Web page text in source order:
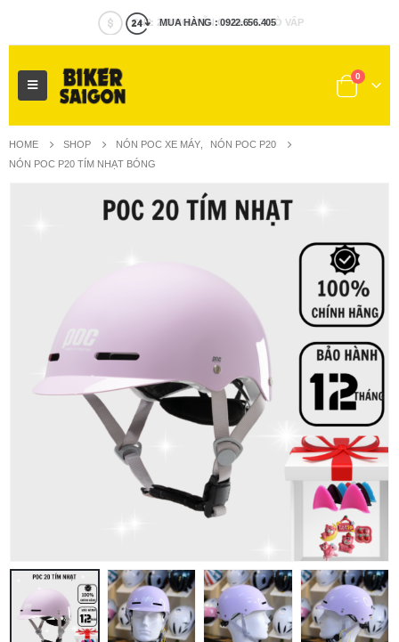
MUA HÀNG : 0922.656.405
0
HOME SHOP NÓN POC XE MÁY
NÓN POC P20
NÓN POC P20 TÍM NHẠT BÓNG